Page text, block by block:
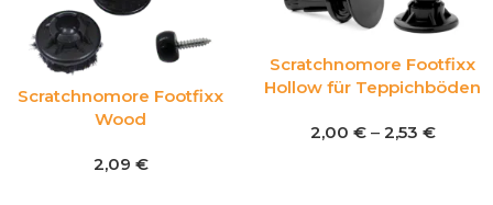
Scratchnomore Footfixx
Wood
2,09 €
Scratchnomore Footfixx
Hollow für Teppichböden
2,00 € – 2,53 €